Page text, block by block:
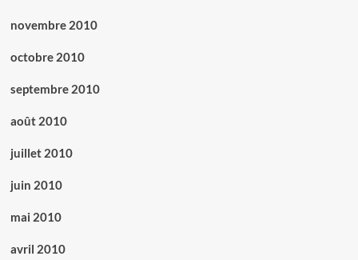
novembre 2010
octobre 2010
septembre 2010
août 2010
juillet 2010
juin 2010
mai 2010
avril 2010